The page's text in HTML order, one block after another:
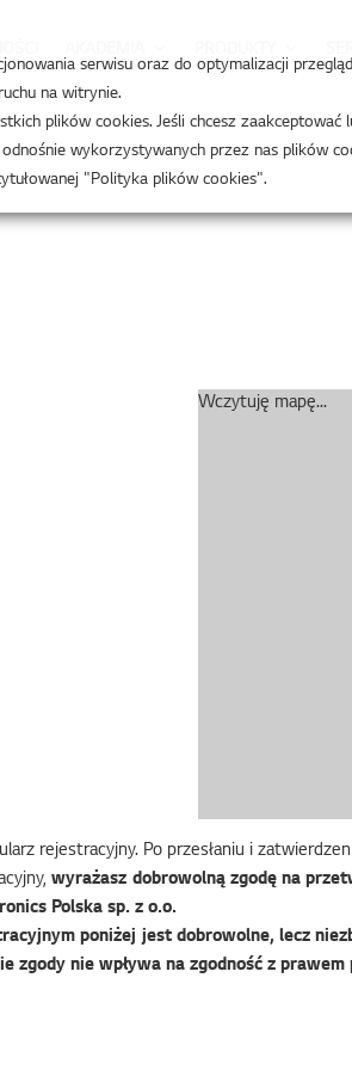
Wczytuję mapę...
rejestracyjny. Po przesłaniu i
wyrażasz dobrowolną zgodę na
Polska sp. z o.o.
poniżej jest dobrowolne, lecz
zgody nie wpływa na zgodność z
serwisu oraz do optymalizacji
na witrynie.
plików cookies. Jeśli chcesz zaakceptować
wykorzystywanych przez nas plików
"Polityka plików cookies".